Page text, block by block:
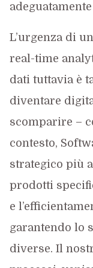
L’urgenza di
real-time
dati tuttavia è
diventare
scomparire –
contesto,
strategico più
prodotti
e
garantendo lo
diverse. Il